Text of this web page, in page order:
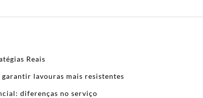
Reais
lavouras mais resistentes
diferenças no serviço